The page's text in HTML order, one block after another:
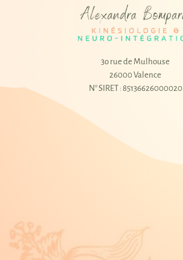
3o rue de Mulhouse
26000 Valence
N° SIRET : 85136626000020